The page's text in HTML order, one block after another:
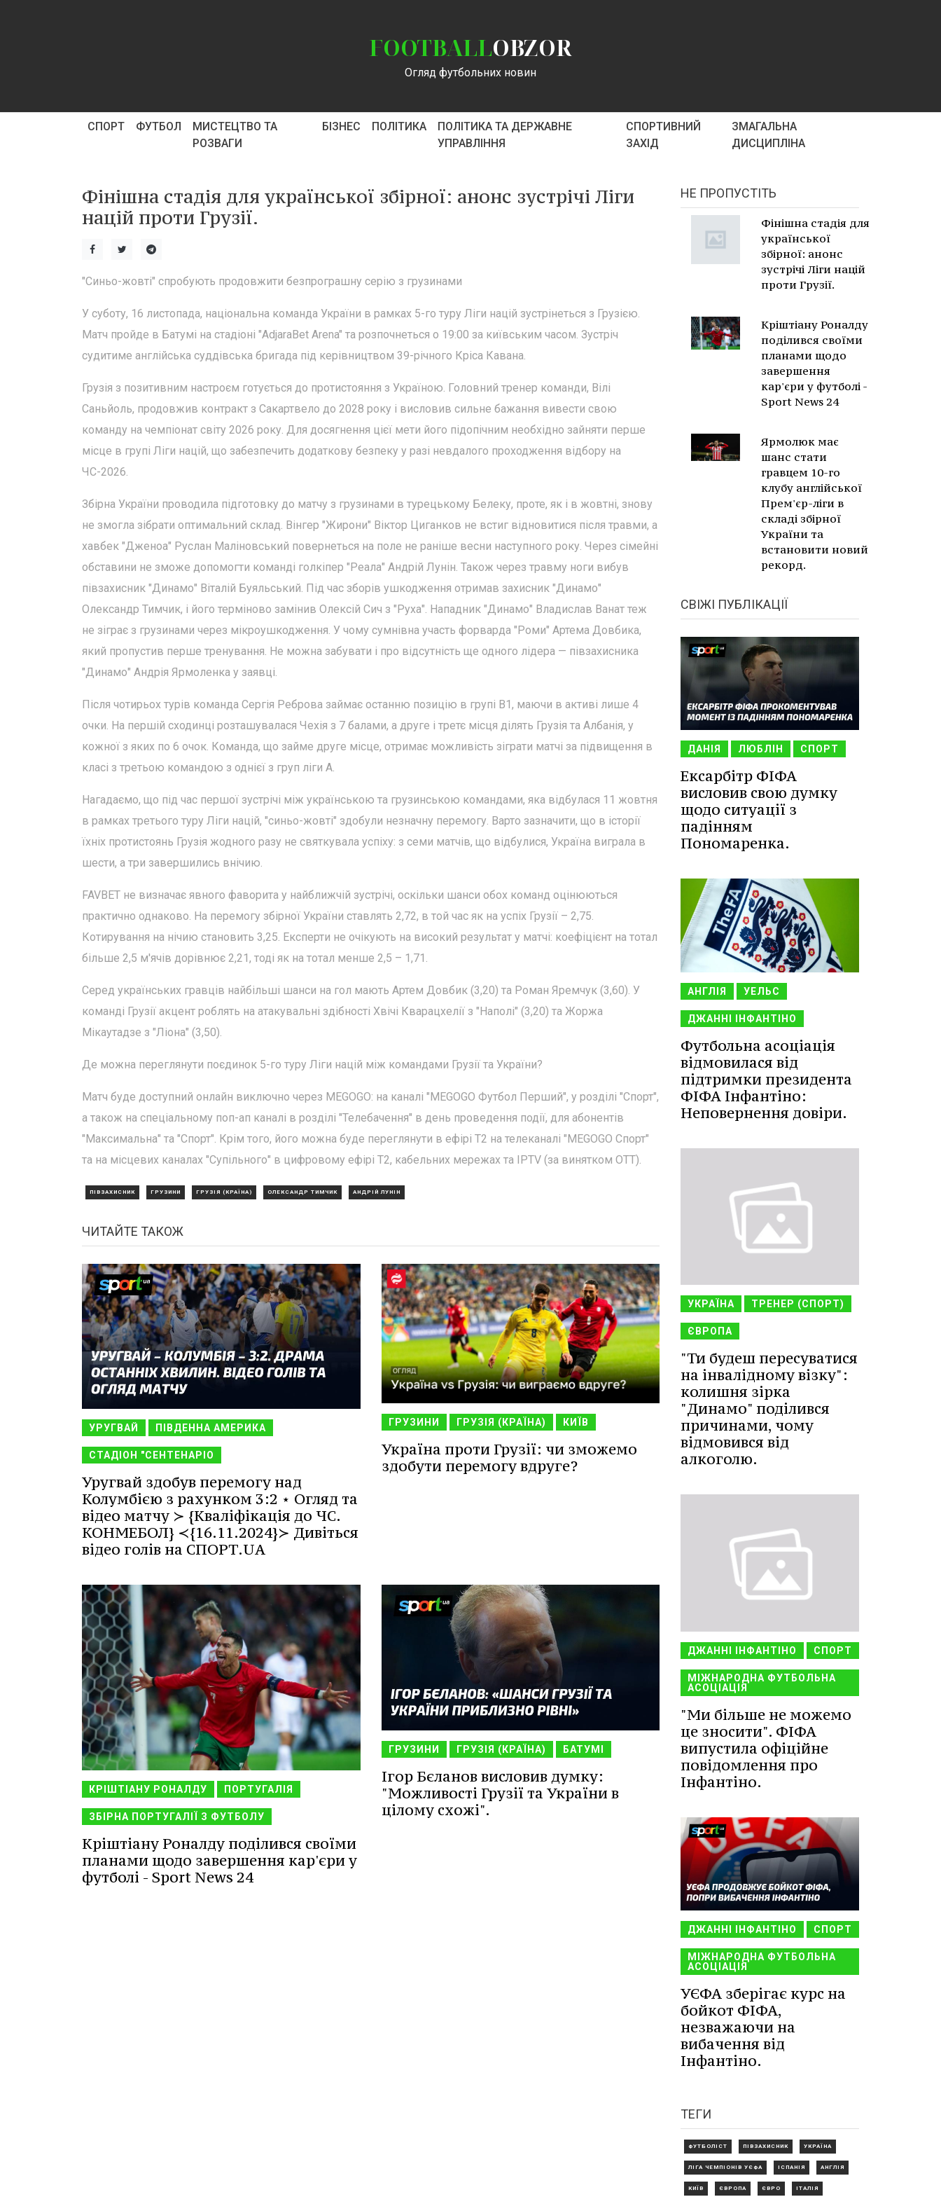
FOOTBALLOBZOR
Огляд футбольних новин
СПОРТ ФУТБОЛ
МИСТЕЦТВО ТА
РОЗВАГИ
БІЗНЕС ПОЛІТИКА
ПОЛІТИКА ТА ДЕРЖАВНЕ
УПРАВЛІННЯ
СПОРТИВНИЙ
ЗАХІД
ЗМАГАЛЬНА
ДИСЦИПЛІНА
Фінішна стадія для української збірної: анонс зустрічі Ліги
націй проти Грузії.
"Синьо-жовті" спробують продовжити безпрограшну серію з грузинами
У суботу, 16 листопада, національна команда України в рамках 5-го туру Ліги націй зустрінеться з Грузією.
Матч пройде в Батумі на стадіоні "AdjaraBet Arena" та розпочнеться о 19:00 за київським часом. Зустріч
судитиме англійська суддівська бригада під керівництвом 39-річного Кріса Кавана.
Грузія з позитивним настроєм готується до протистояння з Україною. Головний тренер команди, Вілі
Саньйоль, продовжив контракт з Сакартвело до 2028 року і висловив сильне бажання вивести свою
команду на чемпіонат світу 2026 року. Для досягнення цієї мети його підопічним необхідно зайняти перше
місце в групі Ліги націй, що забезпечить додаткову безпеку у разі невдалого проходження відбору на
ЧС-2026.
Збірна України проводила підготовку до матчу з грузинами в турецькому Белеку, проте, як і в жовтні, знову
не змогла зібрати оптимальний склад. Вінгер "Жирони" Віктор Циганков не встиг відновитися після травми, а
хавбек "Дженоа" Руслан Маліновський повернеться на поле не раніше весни наступного року. Через сімейні
обставини не зможе допомогти команді голкіпер "Реала" Андрій Лунін. Також через травму ноги вибув
півзахисник "Динамо" Віталій Буяльський. Під час зборів ушкодження отримав захисник "Динамо"
Олександр Тимчик, і його терміново замінив Олексій Сич з "Руха". Нападник "Динамо" Владислав Ванат теж
не зіграє з грузинами через мікроушкодження. У чому сумнівна участь форварда "Роми" Артема Довбика,
який пропустив перше тренування. Не можна забувати і про відсутність ще одного лідера — півзахисника
"Динамо" Андрія Ярмоленка у заявці.
Після чотирьох турів команда Сергія Реброва займає останню позицію в групі В1, маючи в активі лише 4
очки. На першій сходинці розташувалася Чехія з 7 балами, а друге і третє місця ділять Грузія та Албанія, у
кожної з яких по 6 очок. Команда, що займе друге місце, отримає можливість зіграти матчі за підвищення в
класі з третьою командою з однієї з груп ліги A.
Нагадаємо, що під час першої зустрічі між українською та грузинською командами, яка відбулася 11 жовтня
в рамках третього туру Ліги націй, "синьо-жовті" здобули незначну перемогу. Варто зазначити, що в історії
їхніх протистоянь Грузія жодного разу не святкувала успіху: з семи матчів, що відбулися, Україна виграла в
шести, а три завершились внічию.
FAVBET не визначає явного фаворита у найближчій зустрічі, оскільки шанси обох команд оцінюються
практично однаково. На перемогу збірної України ставлять 2,72, в той час як на успіх Грузії – 2,75.
Котирування на нічию становить 3,25. Експерти не очікують на високий результат у матчі: коефіцієнт на тотал
більше 2,5 м'ячів дорівнює 2,21, тоді як на тотал менше 2,5 – 1,71.
Серед українських гравців найбільші шанси на гол мають Артем Довбик (3,20) та Роман Яремчук (3,60). У
команді Грузії акцент роблять на атакувальні здібності Хвічі Кварацхелії з "Наполі" (3,20) та Жоржа
Мікаутадзе з "Ліона" (3,50).
Де можна переглянути поєдинок 5-го туру Ліги націй між командами Грузії та України?
Матч буде доступний онлайн виключно через MEGOGO: на каналі "MEGOGO Футбол Перший", у розділі "Спорт",
а також на спеціальному поп-ап каналі в розділі "Телебачення" в день проведення події, для абонентів
"Максимальна" та "Спорт". Крім того, його можна буде переглянути в ефірі Т2 на телеканалі "MEGOGO Спорт"
та на місцевих каналах "Супільного" в цифровому ефірі Т2, кабельних мережах та IPTV (за винятком ОТТ).
ПІВЗАХИСНИК ГРУЗИНИ ГРУЗІЯ (КРАЇНА) ОЛЕКСАНДР ТИМЧИК АНДРІЙ ЛУНІН
ЧИТАЙТЕ ТАКОЖ
УРУГВАЙ ПІВДЕННА АМЕРИКА
СТАДІОН "СЕНТЕНАРІО
Уругвай здобув перемогу над
Колумбією з рахунком 3:2 ⋆ Огляд та
відео матчу ≻ {Кваліфікація до ЧС.
КОНМЕБОЛ} ≺{16.11.2024}≻ Дивіться
відео голів на СПОРТ.UA
ГРУЗИНИ ГРУЗІЯ (КРАЇНА) КИЇВ
Україна проти Грузії: чи зможемо
здобути перемогу вдруге?
КРІШТІАНУ РОНАЛДУ ПОРТУГАЛІЯ
ЗБІРНА ПОРТУГАЛІЇ З ФУТБОЛУ
Кріштіану Роналду поділився своїми
планами щодо завершення кар'єри у
футболі - Sport News 24
ГРУЗИНИ ГРУЗІЯ (КРАЇНА) БАТУМІ
Ігор Бєланов висловив думку:
"Можливості Грузії та України в
цілому схожі".
НЕ ПРОПУСТІТЬ
Фінішна стадія для
української
збірної: анонс
зустрічі Ліги націй
проти Грузії.
Кріштіану Роналду
поділився своїми
планами щодо
завершення
кар'єри у футболі -
Sport News 24
Ярмолюк має
шанс стати
гравцем 10-го
клубу англійської
Прем'єр-ліги в
складі збірної
України та
встановити новий
рекорд.
СВІЖІ ПУБЛІКАЦІЇ
ДАНІЯ ЛЮБЛІН СПОРТ
Ексарбітр ФІФА
висловив свою думку
щодо ситуації з
падінням
Пономаренка.
АНГЛІЯ УЕЛЬС
ДЖАННІ ІНФАНТІНО
Футбольна асоціація
відмовилася від
підтримки президента
ФІФА Інфантіно:
Неповернення довіри.
УКРАЇНА ТРЕНЕР (СПОРТ)
ЄВРОПА
"Ти будеш пересуватися
на інвалідному візку":
колишня зірка
"Динамо" поділився
причинами, чому
відмовився від
алкоголю.
ДЖАННІ ІНФАНТІНО СПОРТ
МІЖНАРОДНА ФУТБОЛЬНА
АСОЦІАЦІЯ
"Ми більше не можемо
це зносити". ФІФА
випустила офіційне
повідомлення про
Інфантіно.
ДЖАННІ ІНФАНТІНО СПОРТ
МІЖНАРОДНА ФУТБОЛЬНА
АСОЦІАЦІЯ
УЄФА зберігає курс на
бойкот ФІФА,
незважаючи на
вибачення від
Інфантіно.
ТЕГИ
ФУТБОЛІСТ ПІВЗАХИСНИК УКРАЇНА
ЛІГА ЧЕМПІОНІВ УЄФА ІСПАНІЯ АНГЛІЯ
КИЇВ ЄВРОПА ЄВРО ІТАЛІЯ